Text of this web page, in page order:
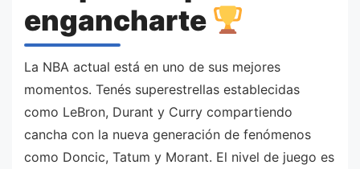
engancharte
La NBA actual está en uno de sus mejores
momentos. Tenés superestrellas establecidas
como LeBron, Durant y Curry compartiendo
cancha con la nueva generación de fenómenos
como Doncic, Tatum y Morant. El nivel de juego es